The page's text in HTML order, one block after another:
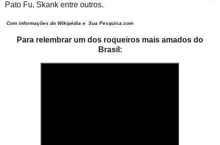
Pato Fu, Skank entre outros.
Com informações do Wikipédia e Sua Pesquisa.com
Para relembrar um dos roqueiros mais amados do
Brasil: